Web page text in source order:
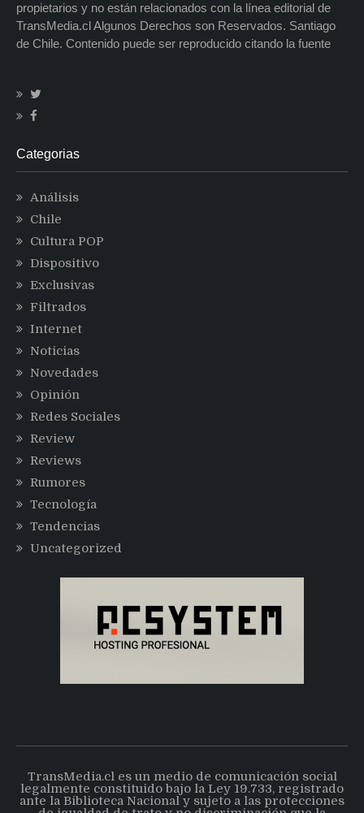
propietarios y no están relacionados con la línea editorial de
TransMedia.cl Algunos Derechos son Reservados. Santiago
de Chile. Contenido puede ser reproducido citando la fuente
Categorias
Análisis
Chile
Cultura POP
Dispositivo
Exclusivas
Filtrados
Internet
Noticias
Novedades
Opinión
Redes Sociales
Review
Reviews
Rumores
Tecnología
Tendencias
Uncategorized
TransMedia.cl es un medio de comunicación social
legalmente constituido bajo la Ley 19.733, registrado
ante la Biblioteca Nacional y sujeto a las protecciones